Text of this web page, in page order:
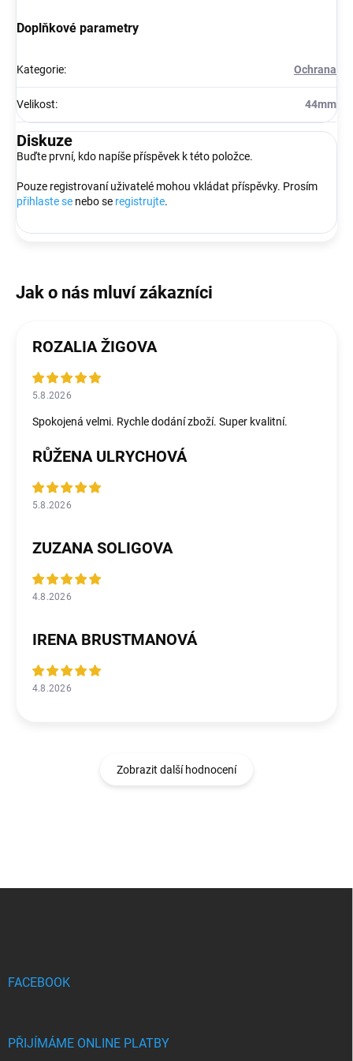
Doplňkové parametry
Kategorie: Ochrana
Velikost: 44mm
Diskuze
Buďte první, kdo napíše příspěvek k této položce.
Pouze registrovaní uživatelé mohou vkládat příspěvky. Prosím
přihlaste se nebo se registrujte.
ROZALIA ŽIGOVA
5.8.2026
Spokojená velmi. Rychle dodání zboží. Super kvalitní.
RŮŽENA ULRYCHOVÁ
5.8.2026
ZUZANA SOLIGOVA
4.8.2026
IRENA BRUSTMANOVÁ
4.8.2026
Zobrazit další hodnocení
FACEBOOK
PŘIJÍMÁME ONLINE PLATBY